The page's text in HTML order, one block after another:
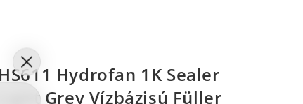
HS611 Hydrofan 1K Sealer
Light Grey Vízbázisú Füller